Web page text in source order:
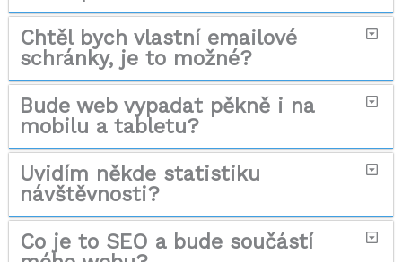
Chtěl bych vlastní emailové
schránky, je to možné?
Bude web vypadat pěkně i na
mobilu a tabletu?
Uvidím někde statistiku
návštěvnosti?
Co je to SEO a bude součástí